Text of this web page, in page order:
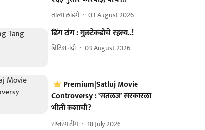
तात्या लांडगे 03 August 2026
ढिंग टांग : गुलटेकडीचे रहस्य..!
ब्रिटिश नंदी 03 August 2026
Premium|Satluj Movie
Controversy : ‘सतलज’ सरकारला
भीती कशाची?
सप्तरंग टीम 18 July 2026